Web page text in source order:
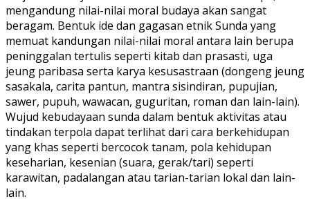
mengandung nilai-nilai moral budaya akan sangat
beragam. Bentuk ide dan gagasan etnik Sunda yang
memuat kandungan nilai-nilai moral antara lain berupa
peninggalan tertulis seperti kitab dan prasasti, uga
jeung paribasa serta karya kesusastraan (dongeng jeung
sasakala, carita pantun, mantra sisindiran, pupujian,
sawer, pupuh, wawacan, guguritan, roman dan lain-lain).
Wujud kebudayaan sunda dalam bentuk aktivitas atau
tindakan terpola dapat terlihat dari cara berkehidupan
yang khas seperti bercocok tanam, pola kehidupan
keseharian, kesenian (suara, gerak/tari) seperti
karawitan, padalangan atau tarian-tarian lokal dan lain-
lain.